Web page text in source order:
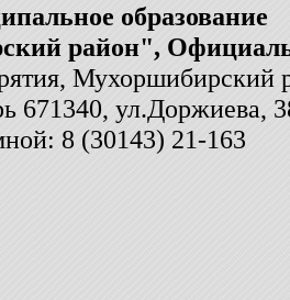
образование
район",
Мухоршибирский
671340, ул.Доржиева,
8 (30143) 21-163